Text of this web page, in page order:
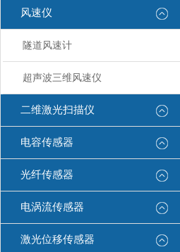
风速仪
隧道风速计
超声波三维风速仪
二维激光扫描仪
电容传感器
光纤传感器
电涡流传感器
激光位移传感器